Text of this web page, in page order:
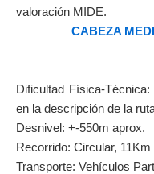
valoración MIDE.
CABEZA
Dificultad Física-
en la descripción de la
Desnivel: +-550m aprox.
Recorrido: Circular, 11Km
Transporte: Vehículos